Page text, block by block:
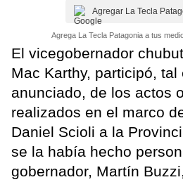
Agregar La Tecla
Agrega La Tecla Patagonia a tus
El vicegobernador
Mac Karthy, participó,
anunciado, de los actos
realizados en el marco
Daniel Scioli a la
se la había hecho
gobernador, Martín